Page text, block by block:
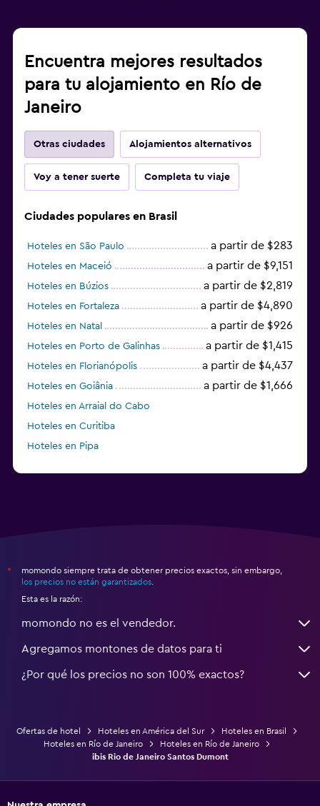
Encuentra mejores resultados
para tu alojamiento en Río de
Janeiro
Otras ciudades Alojamientos alternativos
Voy a tener suerte Completa tu viaje
Ciudades populares en Brasil
Hoteles en São Paulo a partir de $283
Hoteles en Maceió a partir de $9,151
Hoteles en Búzios a partir de $2,819
Hoteles en Fortaleza a partir de $4,890
Hoteles en Natal a partir de $926
Hoteles en Porto de Galinhas a partir de $1,415
Hoteles en Florianópolis a partir de $4,437
Hoteles en Goiânia a partir de $1,666
Hoteles en Arraial do Cabo
Hoteles en Curitiba
Hoteles en Pipa
*
momondo siempre trata de obtener precios exactos, sin embargo,
los precios no están garantizados
Esta es la razón:
momondo no es el vendedor.
Agregamos montones de datos para ti
¿Por qué los precios no son 100% exactos?
Ofertas de hotel Hoteles en América del Sur
Hoteles en Brasil
Hoteles en Río de Janeiro
Hoteles en Río de Janeiro
ibis Rio de Janeiro Santos Dumont